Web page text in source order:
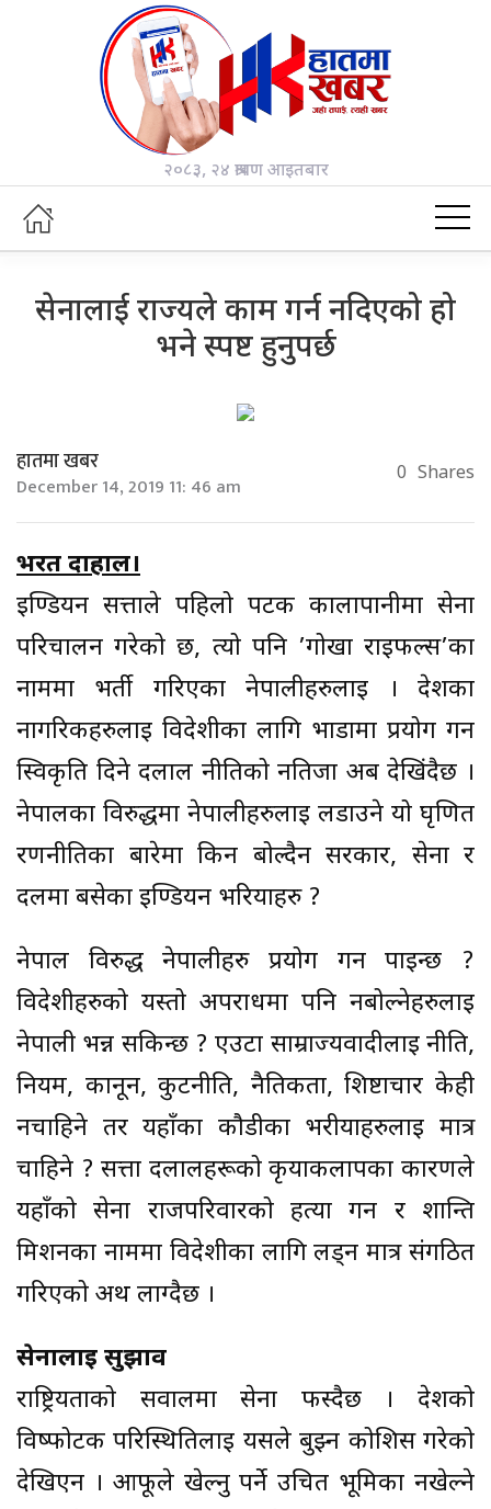
२०८३, २४ श्रावण आइतबार
सेनालाई राज्यले काम गर्न नदिएको हो
भने स्पष्ट हुनुपर्छ
हातमा खबर
December 14, 2019 11: 46 am 0 Shares
भरत दाहाल।
ईण्डियन सत्ताले पहिलो पटक कालापानीमा सेना
परिचालन गरेको छ, त्यो पनि ’गोर्खा राईफल्स’का
नाममा भर्ती गरिएका नेपालीहरुलाई । देशका
नागरिकहरुलाई विदेशीका लागि भाडामा प्रयोग गर्न
स्विकृति दिने दलाल नीतिको नतिजा अब देखिंदैछ ।
नेपालका विरुद्धमा नेपालीहरुलाई लडाउने यो घृणित
रणनीतिका बारेमा किन बोल्दैन सरकार, सेना र
दलमा बसेका ईण्डियन भरियाहरु ?
नेपाल विरुद्ध नेपालीहरु प्रयोग गर्न पाईन्छ ?
विदेशीहरुको यस्तो अपराधमा पनि नबोल्नेहरुलाई
नेपाली भन्न सकिन्छ ? एउटा साम्राज्यवादीलाई नीति,
नियम, कानून, कुटनीति, नैतिकता, शिष्टाचार केही
नचाहिने तर यहाँका कौडीका भरीयाहरुलाई मात्र
चाहिने ? सत्ता दलालहरूको कृयाकलापका कारणले
यहाँको सेना राजपरिवारको हत्या गर्न र शान्ति
मिशनका नाममा विदेशीका लागि लड्न मात्र संगठित
गरिएको अर्थ लाग्दैछ ।
सेनालाई सुझाव
राष्ट्रियताको सवालमा सेना फस्दैछ । देशको
विष्फोटक परिस्थितिलाई यसले बुझ्न कोशिस गरेको
देखिएन । आफूले खेल्नु पर्ने उचित भूमिका नखेल्ने